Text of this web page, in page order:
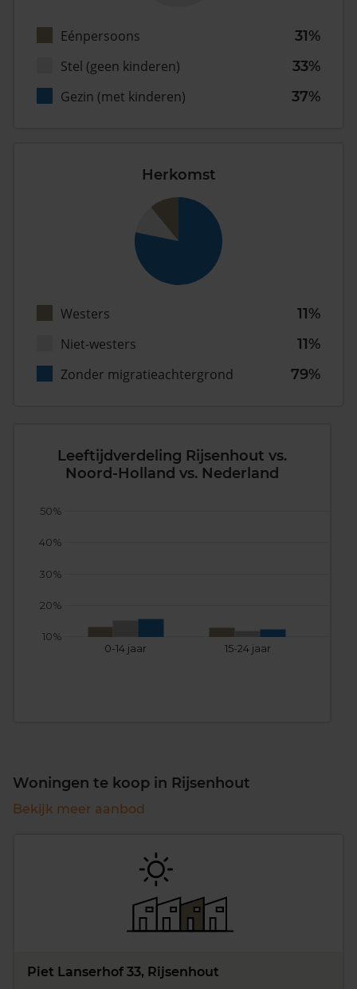
Eénpersoons
31%
Stel (geen kinderen)
33%
Gezin (met kinderen)
37%
Herkomst
Westers
11%
Niet-westers
11%
Zonder migratieachtergrond
79%
Leeftijdverdeling Rijsenhout vs.
Noord-Holland vs. Nederland
0-14 jaar 15-24 jaar
10%
20%
30%
40%
50%
Woningen te koop in Rijsenhout
Bekijk meer aanbod
Piet Lanserhof 33, Rijsenhout